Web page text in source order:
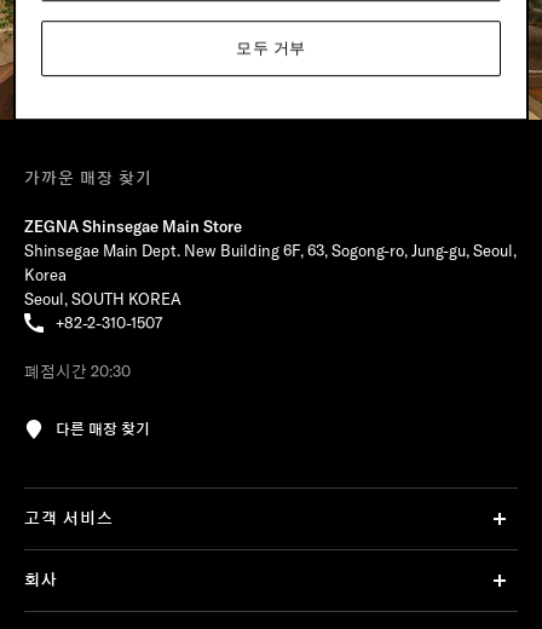
가까운 매장 찾기
ZEGNA Shinsegae Main Store
Shinsegae Main Dept. New Building 6F, 63, Sogong-ro, Jung-gu, Seoul,
Korea
Seoul, SOUTH KOREA
+82-2-310-1507
폐점시간 20:30
다른 매장 찾기
고객 서비스
회사
모두 거부